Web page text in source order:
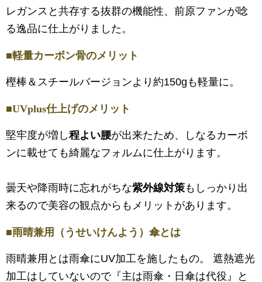
レガンスと共存する抜群の機能性、前原ファンが唸
る逸品に仕上がりました。
■軽量カーボン骨のメリット
樫棒＆スチールバージョンより約150gも軽量に。
■UVplus仕上げのメリット
堅牢度が増し程よい腰が出来たため、しなるカーボ
ンに載せても綺麗なフォルムに仕上がります。
曇天や降雨時に忘れがちな紫外線対策もしっかり出
来るので美容の観点からもメリットがあります。
■雨晴兼用（うせいけんよう）傘とは
雨晴兼用とは雨傘にUV加工を施したもの。 遮熱遮光
加工はしていないので『主は雨傘・日傘は代役』と